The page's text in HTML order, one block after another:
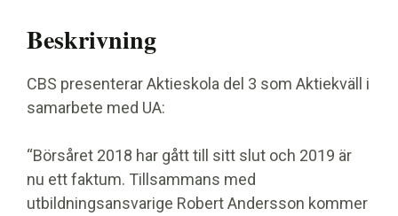
Beskrivning
CBS presenterar Aktieskola del 3 som Aktiekväll i
samarbete med UA:
“Börsåret 2018 har gått till sitt slut och 2019 är
nu ett faktum. Tillsammans med
utbildningsansvarige Robert Andersson kommer